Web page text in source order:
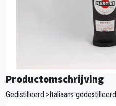
Productomschrijving
Gedistilleerd >Italiaans gedestilleerd